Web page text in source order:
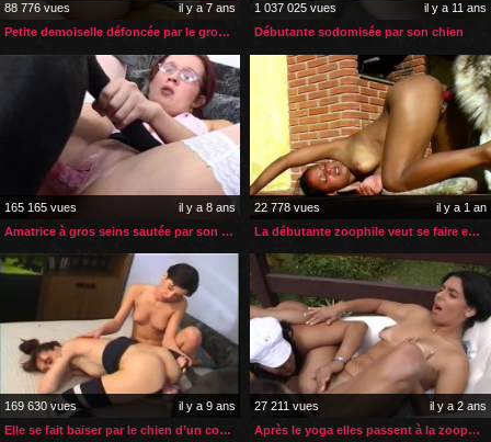
88 776 vues
il y a 7 ans
Petite demoiselle défoncée par le gros sexe d’un cheval
1 037 025 vues
il y a 11 ans
Débutante sodomisée par son chien
165 165 vues
il y a 8 ans
Amatrice à gros seins sautée par son gros chien noir
22 778 vues
il y a 1 an
La débutante zoophile veut se faire enculer par son chien
169 630 vues
il y a 9 ans
Elle se fait baiser par le chien d’un couple zoophile
27 211 vues
il y a 2 ans
Après le yoga elles passent à la zoophilie lesbienne